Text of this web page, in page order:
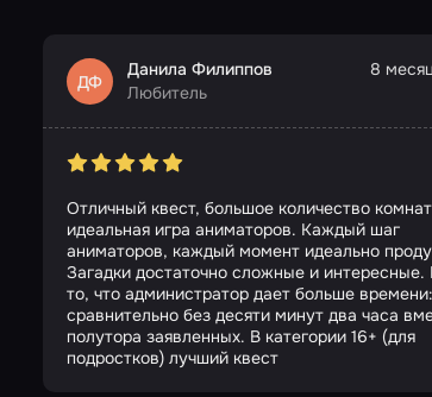
ДФ
Данила Филиппов
Любитель
8
Отличный квест, большое количество
идеальная игра аниматоров. Каждый шаг
аниматоров, каждый момент идеально
Загадки достаточно сложные и интересные.
то, что администратор дает больше времени:
сравнительно без десяти минут два часа
полутора заявленных. В категории 16+ (для
подростков) лучший квест